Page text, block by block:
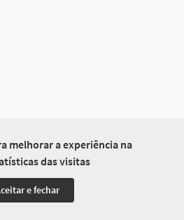
melhorar a experiência na
das visitas
e fechar